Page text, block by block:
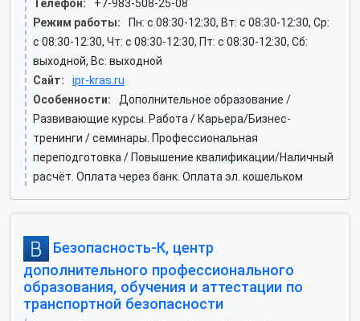
Телефон:
+7-983-508-25-08
Режим работы:
Пн: c 08:30-12:30, Вт: c 08:30-12:30, Ср:
c 08:30-12:30, Чт: c 08:30-12:30, Пт: c 08:30-12:30, Сб:
выходной, Вс: выходной
Сайт:
ipr-kras.ru
Особенности:
Дополнительное образование /
Развивающие курсы. Работа / Карьера/Бизнес-
тренинги / семинары. Профессиональная
переподготовка / Повышение квалификации/Наличный
расчёт. Оплата через банк. Оплата эл. кошельком
Безопасность-К, центр
дополнительного профессионального
образования, обучения и аттестации по
транспортной безопасности